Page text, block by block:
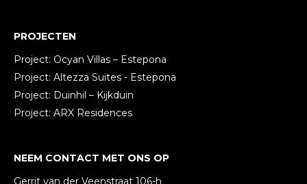
PROJECTEN
Project: Ocyan Villas – Estepona
Project: Altezza Suites - Estepona
Project: Duinhil – Kijkduin
Project: ARX Residences
NEEM CONTACT MET ONS OP
Gerrit van der Veenstraat 106-h